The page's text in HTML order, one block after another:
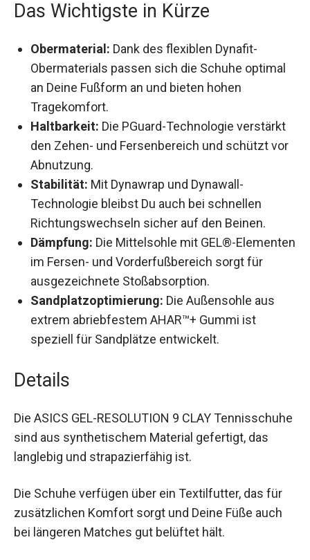
Das Wichtigste in Kürze
Obermaterial: Dank des flexiblen Dynafit-
Obermaterials passen sich die Schuhe optimal
an Deine Fußform an und bieten hohen
Tragekomfort.
Haltbarkeit: Die PGuard-Technologie verstärkt
den Zehen- und Fersenbereich und schützt
vor Abnutzung.
Stabilität: Mit Dynawrap und Dynawall-
Technologie bleibst Du auch bei schnellen
Richtungswechseln sicher auf den Beinen.
Dämpfung: Die Mittelsohle mit GEL®-
Elementen im Fersen- und Vorderfußbereich
sorgt für ausgezeichnete Stoßabsorption.
Sandplatzoptimierung: Die Außensohle aus
extrem abriebfestem AHAR™+ Gummi ist
speziell für Sandplätze entwickelt.
Details
Die ASICS GEL-RESOLUTION 9 CLAY
Tennisschuhe sind aus synthetischem Material
gefertigt, das langlebig und strapazierfähig ist.
Die Schuhe verfügen über ein Textilfutter, das für
zusätzlichen Komfort sorgt und Deine Füße auch
bei längeren Matches gut belüftet hält.